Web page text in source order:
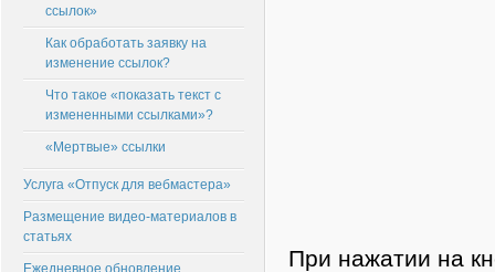
При нажатии на
ссылок»
Как обработать заявку на
изменение ссылок?
Что такое «показать текст с
измененными ссылками»?
«Мертвые» ссылки
Услуга «Отпуск для вебмастера»
Размещение видео-материалов в
статьях
Ежедневное обновление